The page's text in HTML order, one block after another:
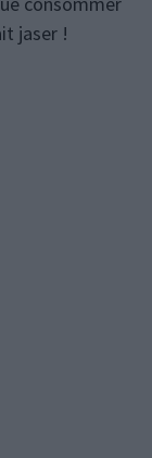
jaser !